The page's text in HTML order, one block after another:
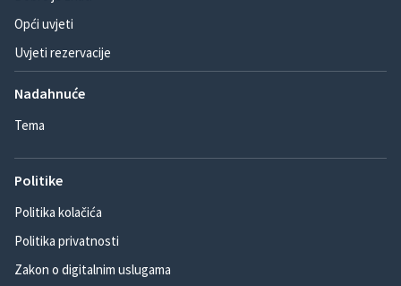
Opći uvjeti
Uvjeti rezervacije
Nadahnuće
Tema
Politike
Politika kolačića
Politika privatnosti
Zakon o digitalnim uslugama